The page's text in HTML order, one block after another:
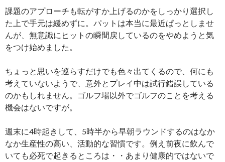
課題のアプローチも転がすか上げるのかをしっかり選択し
た上で手元は緩めずに。パットは本当に最近ぱっとしませ
んが、無意識にヒットの瞬間戻しているのをやめようと気
をつけ始めました。
ちょっと思いを巡らすだけでも色々出てくるので、何にも
考えていないようで、意外とプレイ中は試行錯誤している
のかもしれません。ゴルフ場以外でゴルフのことを考える
機会はないですが。
週末に4時起きして、5時半から早朝ラウンドするのはなか
なか生産性の高い、活動的な習慣です。例え前夜に飲んで
いても必死で起きるところは・・あまり健康的ではないで